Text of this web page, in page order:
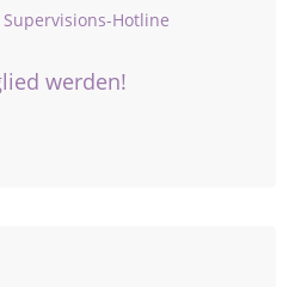
Hotline
werden!